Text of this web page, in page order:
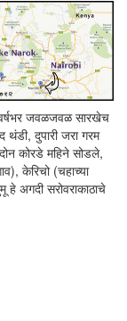
जवळजवळ सारखेच
दुपारी जरा गरम
कोरडे महिने सोडले,
केरिचो (चहाच्या
हे अगदी सरोवराकाठाचे